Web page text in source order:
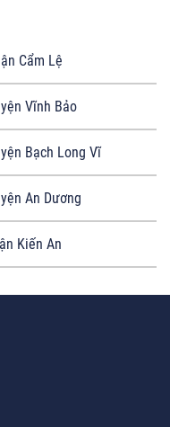
Cẩm Lệ
Vĩnh Bảo
Bạch Long Vĩ
An Dương
Kiến An